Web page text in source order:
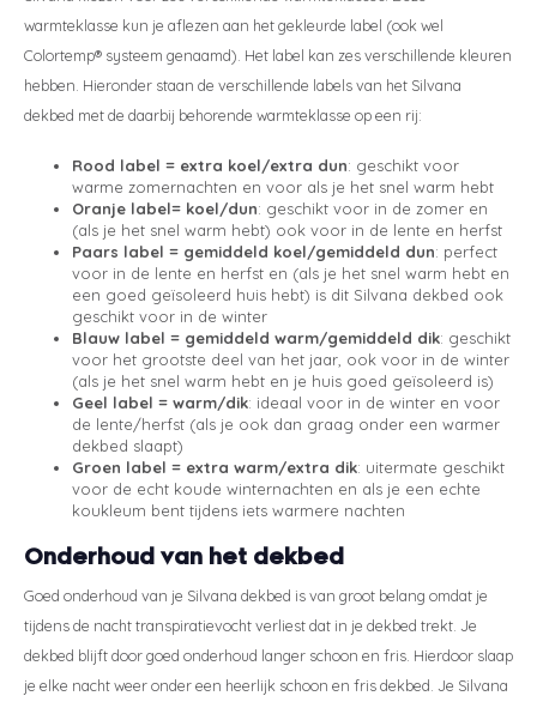
warmteklasse kun je aflezen aan het gekleurde label (ook wel
Colortemp® systeem genaamd). Het label kan zes verschillende kleuren
hebben. Hieronder staan de verschillende labels van het Silvana
dekbed met de daarbij behorende warmteklasse op een rij:
Rood label = extra koel/extra dun: geschikt voor
warme zomernachten en voor als je het snel warm hebt
Oranje label= koel/dun: geschikt voor in de zomer en
(als je het snel warm hebt) ook voor in de lente en herfst
Paars label = gemiddeld koel/gemiddeld dun: perfect
voor in de lente en herfst en (als je het snel warm hebt en
een goed geïsoleerd huis hebt) is dit Silvana dekbed ook
geschikt voor in de winter
Blauw label = gemiddeld warm/gemiddeld dik: geschikt
voor het grootste deel van het jaar, ook voor in de winter
(als je het snel warm hebt en je huis goed geïsoleerd is)
Geel label = warm/dik: ideaal voor in de winter en voor
de lente/herfst (als je ook dan graag onder een warmer
dekbed slaapt)
Groen label = extra warm/extra dik: uitermate geschikt
voor de echt koude winternachten en als je een echte
koukleum bent tijdens iets warmere nachten
Onderhoud van het dekbed
Goed onderhoud van je Silvana dekbed is van groot belang omdat je
tijdens de nacht transpiratievocht verliest dat in je dekbed trekt. Je
dekbed blijft door goed onderhoud langer schoon en fris. Hierdoor slaap
je elke nacht weer onder een heerlijk schoon en fris dekbed. Je Silvana